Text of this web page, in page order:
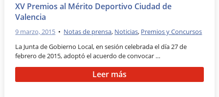
XV Premios al Mérito Deportivo Ciudad de
Valencia
9 marzo, 2015 • Notas de prensa, Noticias, Premios y Concursos
La Junta de Gobierno Local, en sesión celebrada el día 27 de
febrero de 2015, adoptó el acuerdo de convocar …
Leer más